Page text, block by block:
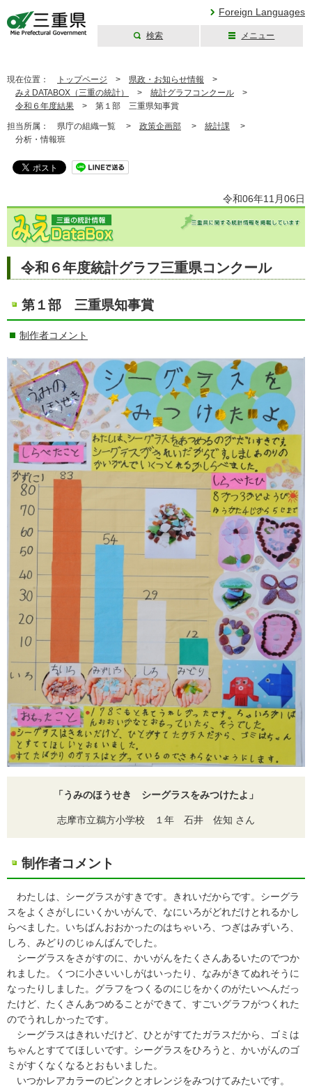
Foreign Languages
検索 メニュー
現在位置： トップページ > 県政・お知らせ情報 >
みえDATABOX（三重の統計）
> 統計グラフコンクール >
令和６年度結果 > 第１部 三重県知事賞
担当所属： 県庁の組織一覧 > 政策企画部 > 統計課 >
分析・情報班
令和06年11月06日
令和６年度統計グラフ三重県コンクール
第１部 三重県知事賞
制作者コメント
「うみのほうせき シーグラスをみつけたよ 」
志摩市立鵜方小学校 １年 石井 佐知 さん
制作者コメント
わたしは、シーグラスがすきです。きれいだからです。シーグラ
スをよくさがしにいくかいがんで、なにいろがどれだけとれるかし
らべました。いちばんおおかったのはちゃいろ、つぎはみずいろ、
しろ、みどりのじゅんばんでした。
シーグラスをさがすのに、かいがんをたくさんあるいたのでつか
れました。くつに小さいいしがはいったり、なみがきてぬれそうに
なったりしました。グラフをつくるのにじをかくのがたいへんだっ
たけど、たくさんあつめることができて、すごいグラフがつくれた
のでうれしかったです。
シーグラスはきれいだけど、ひとがすてたガラスだから、ゴミは
ちゃんとすててほしいです。シーグラスをひろうと、かいがんのゴ
ミがすくなくなるとおもいました。
いつかレアカラーのピンクとオレンジをみつけてみたいです。